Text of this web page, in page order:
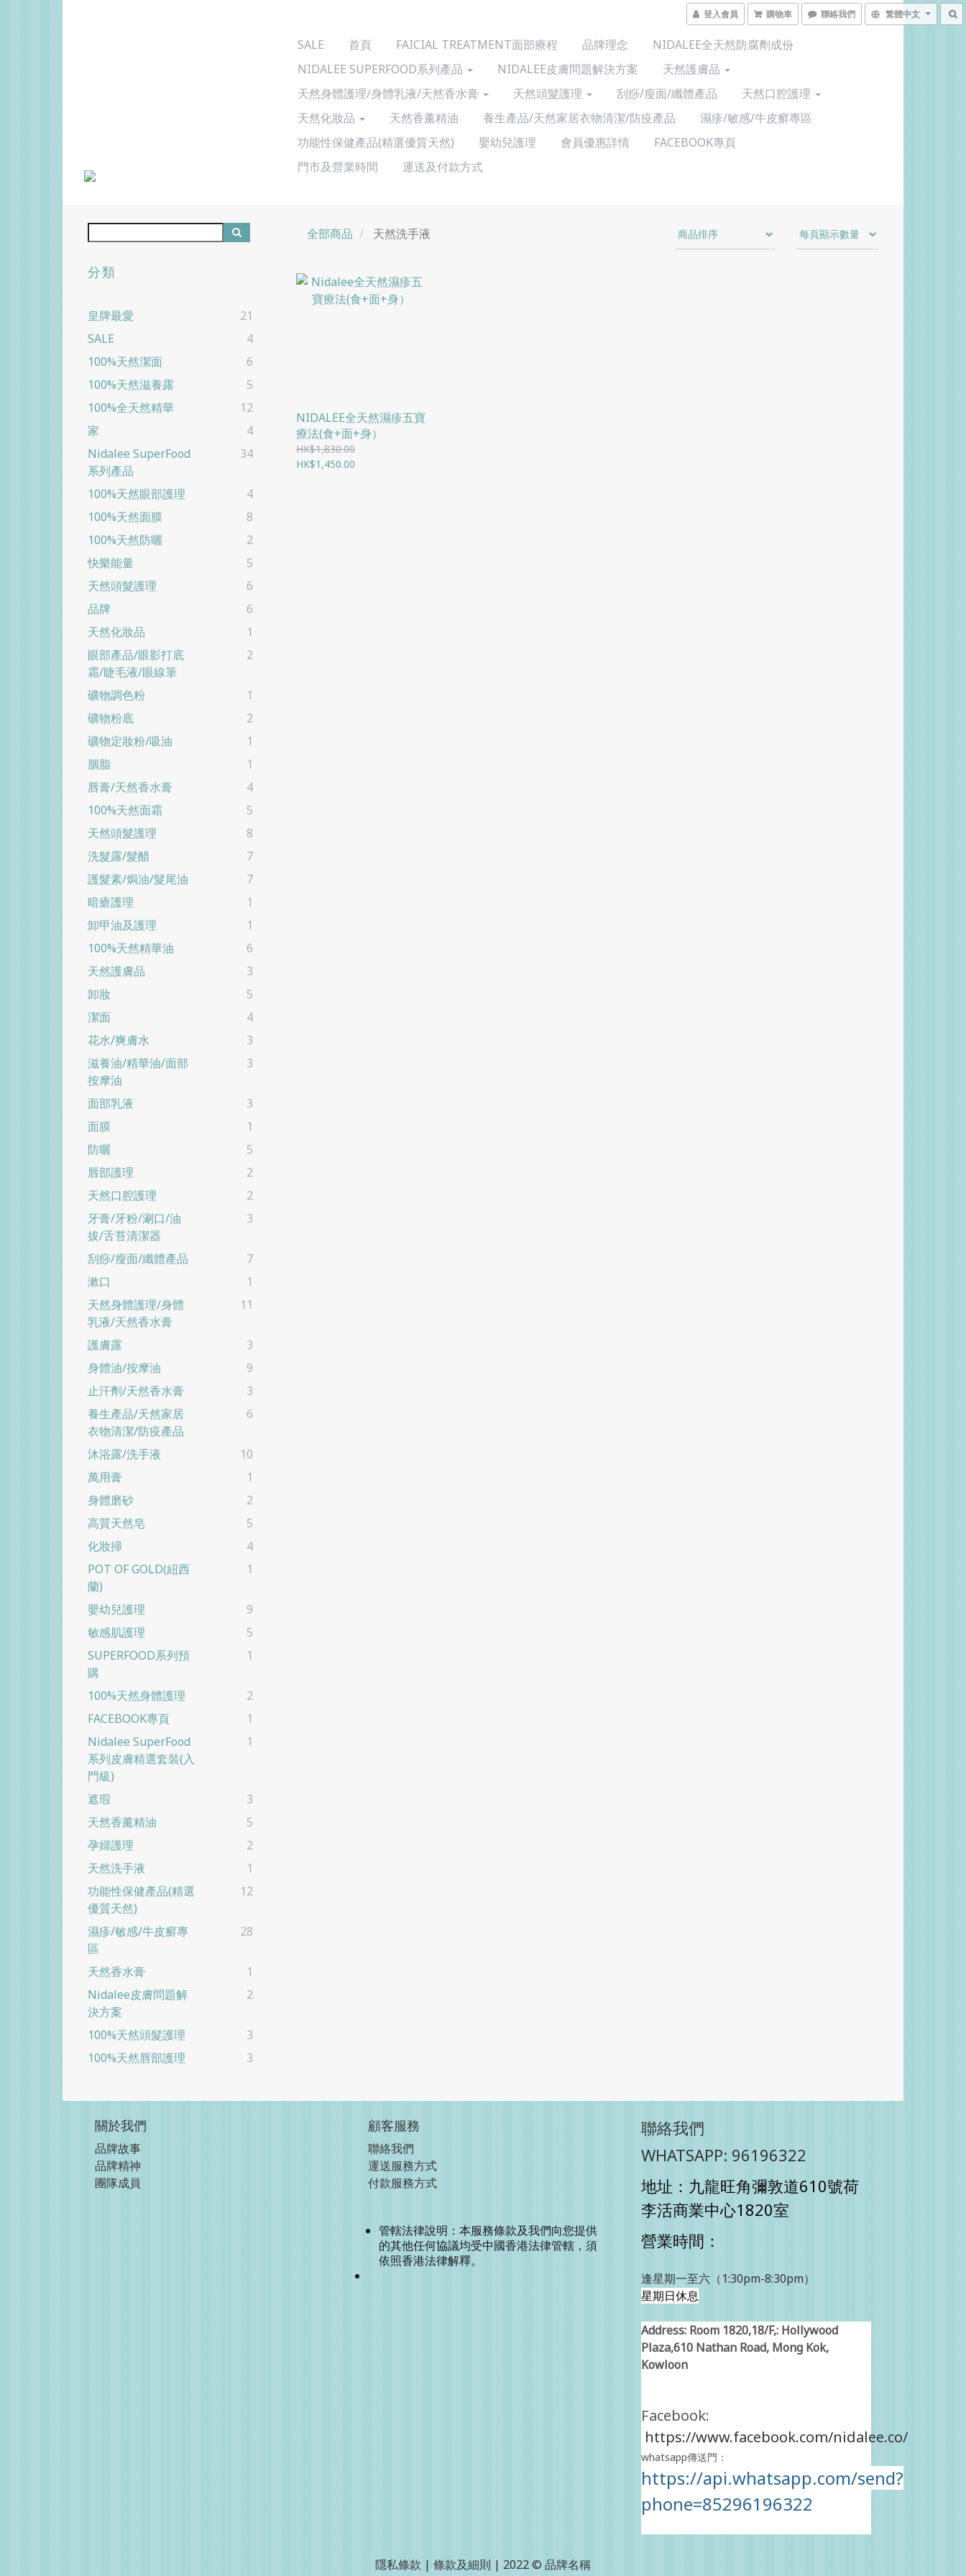
登入會員 購物車 聯絡我們 繁體中文
SALE 首頁 FAICIAL TREATMENT面部療程 品牌理念
NIDALEE全天然防腐劑成份
NIDALEE SUPERFOOD系列產品
NIDALEE皮膚問題解決方案
天然護膚品
天然身體護理/身體乳液/天然香水膏
天然頭髮護理 刮痧/瘦面/纖體產品
天然口腔護理
天然化妝品
天然香薰精油 養生產品/天然家居衣物清潔/防疫產品
濕疹/敏感/牛皮癬專區
功能性保健產品(精選優質天然)
嬰幼兒護理 會員優惠詳情
FACEBOOK專頁
門市及營業時間
運送及付款方式
分類
皇牌最愛
21
SALE
4
100%天然潔面
6
100%天然滋養露
5
100%全天然精華
12
家
4
Nidalee SuperFood
系列產品
34
100%天然眼部護理
4
100%天然面膜
8
100%天然防曬
2
快樂能量
5
天然頭髮護理
6
品牌
6
天然化妝品
1
眼部產品/眼影打底
霜/睫毛液/眼線筆
2
礦物調色粉
1
礦物粉底
2
礦物定妝粉/吸油
1
胭脂
1
唇膏/天然香水膏
4
100%天然面霜
5
天然頭髮護理
8
洗髮露/髮醋
7
護髮素/焗油/髮尾油
7
暗瘡護理
1
卸甲油及護理
1
100%天然精華油
6
天然護膚品
3
卸妝
5
潔面
4
花水/爽膚水
3
滋養油/精華油/面部
按摩油
3
面部乳液
3
面膜
1
防曬
5
唇部護理
2
天然口腔護理
2
牙膏/牙粉/涮口/油
拔/舌苔清潔器
3
刮痧/瘦面/纖體產品
7
漱口
1
天然身體護理/身體
乳液/天然香水膏
11
護膚露
3
身體油/按摩油
9
止汗劑/天然香水膏
3
養生產品/天然家居
衣物清潔/防疫產品
6
沐浴露/洗手液
10
萬用膏
1
身體磨砂
2
高質天然皂
5
化妝掃
4
POT OF GOLD(紐西
蘭)
1
嬰幼兒護理
9
敏感肌護理
5
SUPERFOOD系列預
購
1
100%天然身體護理
2
FACEBOOK專頁
1
Nidalee SuperFood
系列皮膚精選套裝(入
門級)
1
遮瑕
3
天然香薰精油
5
孕婦護理
2
天然洗手液
1
功能性保健產品(精選
優質天然)
12
濕疹/敏感/牛皮癬專
區
28
天然香水膏
1
Nidalee皮膚問題解
決方案
2
100%天然頭髮護理
3
100%天然唇部護理
3
全部商品 天然洗手液
NIDALEE全天然濕疹五寶
療法(食+面+身）
HK$1,830.00
HK$1,450.00
關於我們
品牌故事
品牌精神
團隊成員
顧客服務
聯絡我們
運送服務方式
付款服務方式
管轄法律說明：本服務條款及我們向您提供
的其他任何協議均受中國香港法律管轄，須
依照香港法律解釋。
聯絡我們
WHATSAPP: 96196322
地址：九龍旺角彌敦道610號荷
李活商業中心1820室
營業時間：
逢星期一至六（1:30pm-8:30pm）
星期日休息
Address: Room 1820,18/F,: Hollywood
Plaza,610 Nathan Road, Mong Kok,
Kowloon
Facebook:
https://www.facebook.com/nidalee.co/
whatsapp傳送門：
https://api.whatsapp.com/send?
phone=85296196322
隱私條款 | 條款及細則 | 2022 © 品牌名稱